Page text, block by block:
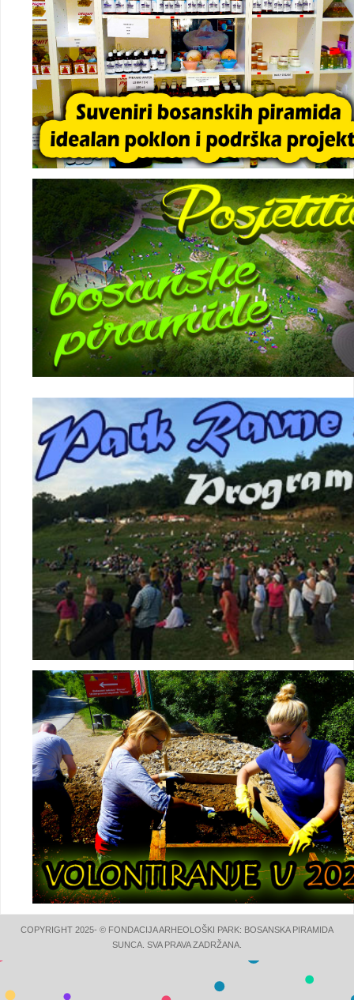
COPYRIGHT 2025- © FONDACIJA ARHEOLOŠKI PARK: BOSANSKA PIRAMIDA
SUNCA. SVA PRAVA ZADRŽANA.